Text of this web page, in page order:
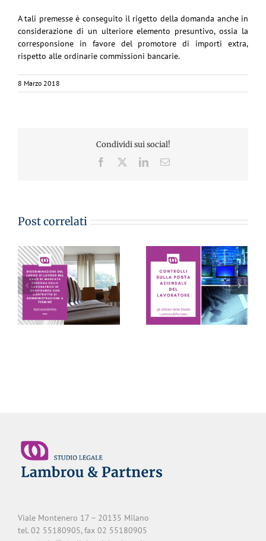
A tali premesse è conseguito il rigetto della domanda anche in
considerazione di un ulteriore elemento presuntivo, ossia la
corresponsione in favore del promotore di importi extra,
rispetto alle ordinarie commissioni bancarie.
8 Marzo 2018
Condividi sui social!
Facebook LinkedInEmail
Post correlati
CONTROLLI SULLA
POSTA AZIENDALE
DEL LAVORATORE:
sono inutilizzabili se
eseguiti in virtù solo
di un sospetto – Avv.
LE PILLOLE DEL
VENERDI’
Viale Montenero 17 – 20135 Milano
tel. 02 55180905, fax 02 55180905